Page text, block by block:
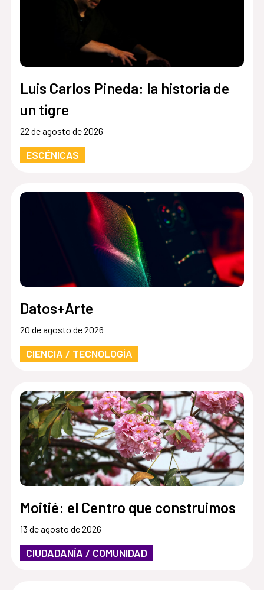
Luis Carlos Pineda: la historia de
un tigre
22 de agosto de 2026
ESCÉNICAS
Datos+Arte
20 de agosto de 2026
CIENCIA / TECNOLOGÍA
Moitié: el Centro que construimos
13 de agosto de 2026
CIUDADANÍA / COMUNIDAD